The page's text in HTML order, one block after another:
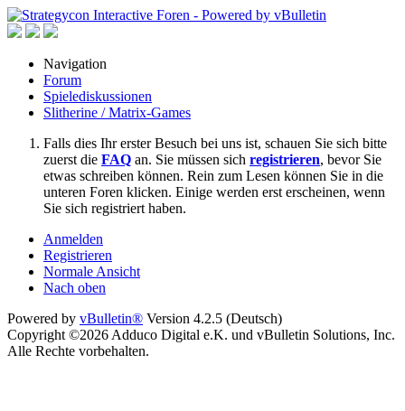
Navigation
Forum
Spielediskussionen
Slitherine / Matrix-Games
Falls dies Ihr erster Besuch bei uns ist, schauen Sie sich bitte
zuerst die FAQ an. Sie müssen sich registrieren, bevor Sie
etwas schreiben können. Rein zum Lesen können Sie in die
unteren Foren klicken. Einige werden erst erscheinen, wenn
Sie sich registriert haben.
Anmelden
Registrieren
Normale Ansicht
Nach oben
Powered by vBulletin® Version 4.2.5 (Deutsch)
Copyright ©2026 Adduco Digital e.K. und vBulletin Solutions, Inc.
Alle Rechte vorbehalten.